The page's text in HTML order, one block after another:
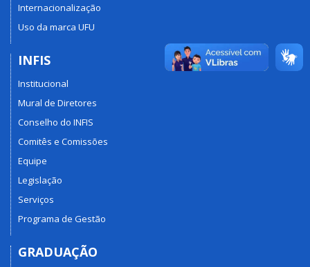
Internacionalização
Uso da marca UFU
INFIS
Institucional
Mural de Diretores
Conselho do INFIS
Comitês e Comissões
Equipe
Legislação
Serviços
Programa de Gestão
GRADUAÇÃO